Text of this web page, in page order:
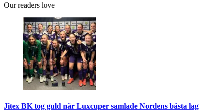
Our readers love
Jitex BK tog guld när Luxcuper samlade Nordens bästa lag